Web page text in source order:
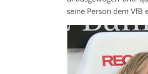
seine Person dem VfB